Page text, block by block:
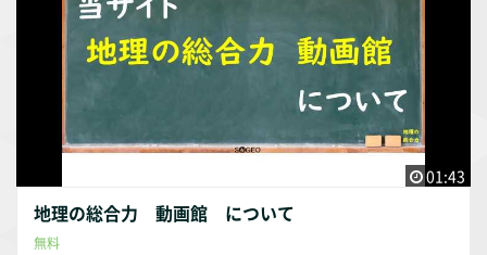
01:43
地理の総合力 動画館 について
無料